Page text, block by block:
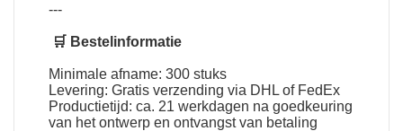
---
🛒 Bestelinformatie
Minimale afname: 300 stuks
Levering: Gratis verzending via DHL of FedEx
Productietijd: ca. 21 werkdagen na goedkeuring
van het ontwerp en ontvangst van betaling